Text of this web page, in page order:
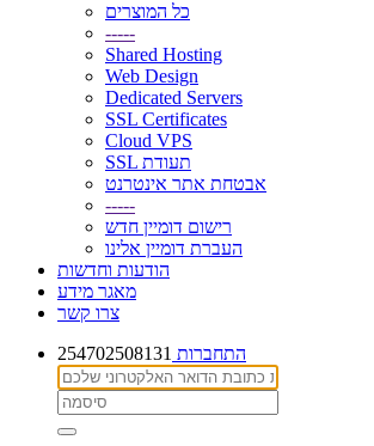
כל המוצרים
-----
Shared Hosting
Web Design
Dedicated Servers
SSL Certificates
Cloud VPS
SSL תעודת
אבטחת אתר אינטרנט
-----
רישום דומיין חדש
העברת דומיין אלינו
הודעות וחדשות
מאגר מידע
צרו קשר
התחברות 254702508131